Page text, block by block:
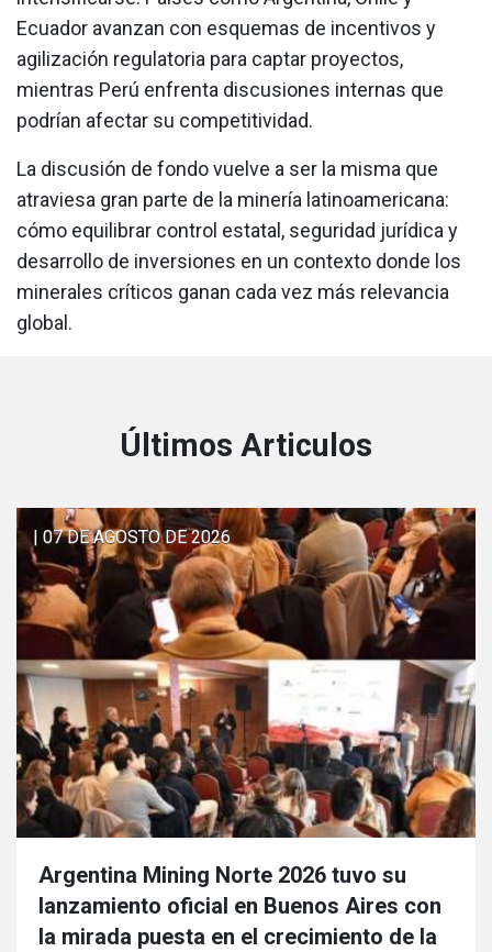
Ecuador avanzan con esquemas de incentivos y
agilización regulatoria para captar proyectos,
mientras Perú enfrenta discusiones internas que
podrían afectar su competitividad.
La discusión de fondo vuelve a ser la misma que
atraviesa gran parte de la minería latinoamericana:
cómo equilibrar control estatal, seguridad jurídica y
desarrollo de inversiones en un contexto donde los
minerales críticos ganan cada vez más relevancia
global.
Últimos Articulos
| 07 DE AGOSTO DE 2026
Argentina Mining Norte 2026 tuvo su
lanzamiento oficial en Buenos Aires con
la mirada puesta en el crecimiento de la